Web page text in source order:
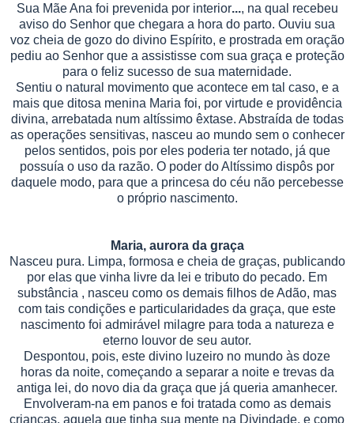
Sua Mãe Ana foi prevenida por interior..., na qual recebeu
aviso do Senhor que chegara a hora do parto. Ouviu sua
voz cheia de gozo do divino Espírito, e prostrada em oração
pediu ao Senhor que a assistisse com sua graça e proteção
para o feliz sucesso de sua maternidade.
Sentiu o natural movimento que acontece em tal caso, e a
mais que ditosa menina Maria foi, por virtude e providência
divina, arrebatada num altíssimo êxtase. Abstraída de todas
as operações sensitivas, nasceu ao mundo sem o conhecer
pelos sentidos, pois por eles poderia ter notado, já que
possuía o uso da razão. O poder do Altíssimo dispôs por
daquele modo, para que a princesa do céu não percebesse
o próprio nascimento.
Maria, aurora da graça
Nasceu pura. Limpa, formosa e cheia de graças, publicando
por elas que vinha livre da lei e tributo do pecado. Em
substância , nasceu como os demais filhos de Adão, mas
com tais condições e particularidades da graça, que este
nascimento foi admirável milagre para toda a natureza e
eterno louvor de seu autor.
Despontou, pois, este divino luzeiro no mundo às doze
horas da noite, começando a separar a noite e trevas da
antiga lei, do novo dia da graça que já queria amanhecer.
Envolveram-na em panos e foi tratada como as demais
crianças, aquela que tinha sua mente na Divindade, e como